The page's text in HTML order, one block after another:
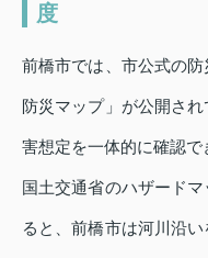
度
前橋市では、市公式の
防災マップ」が公開さ
害想定を一体的に確認で
国土交通省のハザード
ると、前橋市は河川沿